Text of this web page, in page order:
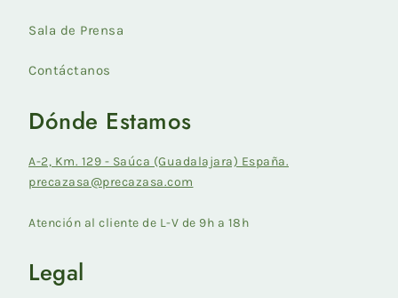
Sala de Prensa
Contáctanos
Dónde Estamos
A-2, Km. 129 - Saúca (Guadalajara) España.
precazasa@precazasa.com
Atención al cliente de L-V de 9h a 18h
Legal